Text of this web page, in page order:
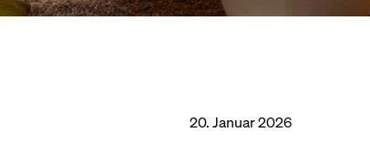
20. Januar 2026